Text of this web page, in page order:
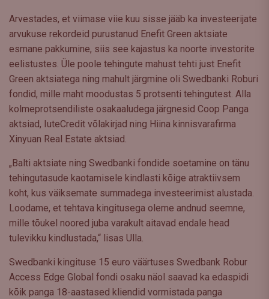
Arvestades, et viimase viie kuu sisse jääb ka investeerijate
arvukuse rekordeid purustanud Enefit Green aktsiate
esmane pakkumine, siis see kajastus ka noorte investorite
eelistustes. Üle poole tehingute mahust tehti just Enefit
Green aktsiatega ning mahult järgmine oli Swedbanki Roburi
fondid, mille maht moodustas 5 protsenti tehingutest. Alla
kolmeprotsendiliste osakaaludega järgnesid Coop Panga
aktsiad, IuteCredit võlakirjad ning Hiina kinnisvarafirma
Xinyuan Real Estate aktsiad.
„Balti aktsiate ning Swedbanki fondide soetamine on tänu
tehingutasude kaotamisele kindlasti kõige atraktiivsem
koht, kus väiksemate summadega investeerimist alustada.
Loodame, et tehtava kingitusega oleme andnud seemne,
mille tõukel noored juba varakult aitavad endale head
tulevikku kindlustada,“ lisas Ulla.
Swedbanki kingituse 15 euro väärtuses Swedbank Robur
Access Edge Global fondi osaku näol saavad ka edaspidi
kõik panga 18-aastased kliendid vormistada panga